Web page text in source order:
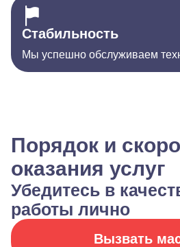
Стабильность
Мы успешно обслуживаем
Порядок и
оказания услуг
Убедитесь в
работы лично
Вызвать